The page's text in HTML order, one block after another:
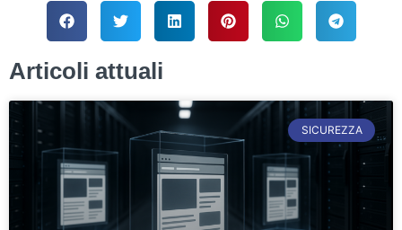
Articoli attuali
SICUREZZA